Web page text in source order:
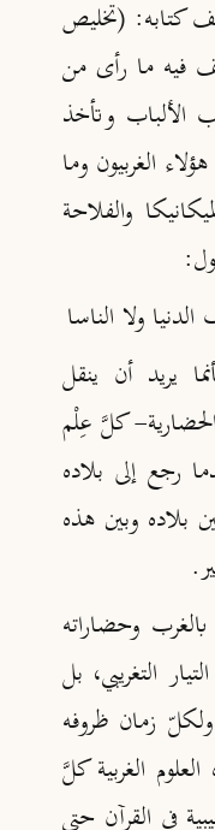
كتابه: (تخليص
فيه ما رأى من
الألباب وتأخذ
الغربيون وما
والفلاحة
:
ولا الناسا
يريد أن ينقل
كلَّ عِلْم
رجع إلى بلاده
بلاده وبين هذه
وحضاراته
التغريبي، بل
زمان ظروفه
الغربية كلَّ
في القرآن حتى